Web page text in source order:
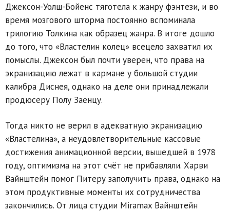
Джексон-Уолш-Бойенс тяготела к жанру фэнтези, и во
время мозгового шторма постоянно вспоминала
трилогию Толкина как образец жанра. В итоге дошло
до того, что «Властелин колец» всецело захватил их
помыслы. Джексон был почти уверен, что права на
экранизацию лежат в кармане у большой студии
калибра Диснея, однако на деле они принадлежали
продюсеру Полу Заенцу.
Тогда никто не верил в адекватную экранизацию
«Властелина», а неудовлетворительные кассовые
достижения анимационной версии, вышедшей в 1978
году, оптимизма на этот счёт не прибавляли. Харви
Вайнштейн помог Питеру заполучить права, однако на
этом продуктивные моменты их сотрудничества
закончились. От лица студии Miramax Вайнштейн